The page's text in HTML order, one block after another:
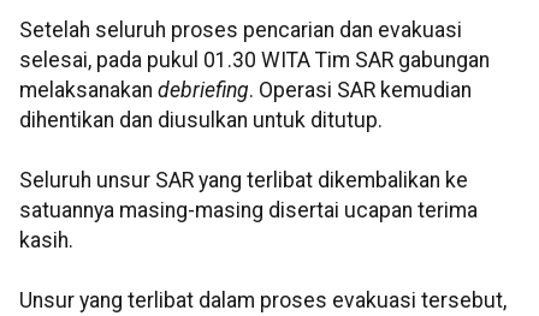
Setelah seluruh proses pencarian dan evakuasi
selesai, pada pukul 01.30 WITA Tim SAR gabungan
melaksanakan debriefing. Operasi SAR kemudian
dihentikan dan diusulkan untuk ditutup.
Seluruh unsur SAR yang terlibat dikembalikan ke
satuannya masing-masing disertai ucapan terima
kasih.
Unsur yang terlibat dalam proses evakuasi tersebut,